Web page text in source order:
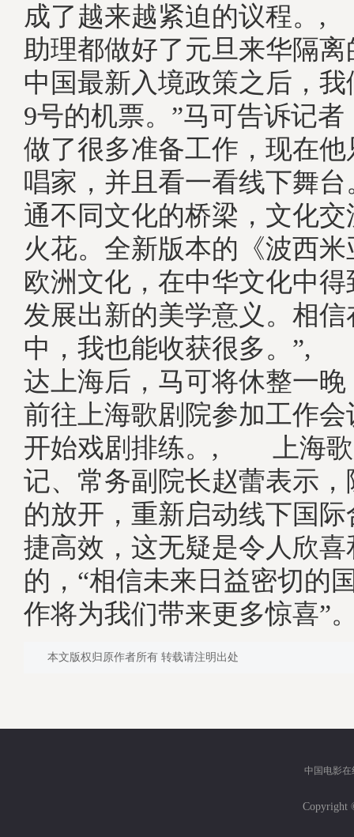
成了越来越紧迫的议程
助理都做好了元旦来华隔
中国最新入境政策之后，
9号的机票。”马可告诉记
做了很多准备工作，现在
唱家，并且看一看线下舞台
通不同文化的桥梁，文化
火花。全新版本的《波西
欧洲文化，在中华文化中
发展出新的美学意义。相
中，我也能收获很多。”,
达上海后，马可将休整一晚
前往上海歌剧院参加工作会
开始戏剧排练。, 上海歌
记、常务副院长赵蕾表示
的放开，重新启动线下国
捷高效，这无疑是令人欣喜
的，“相信未来日益密切的
作将为我们带来更多惊喜”
本文版权归原作者所有 转载请注明出处
中国电影在
Copyright